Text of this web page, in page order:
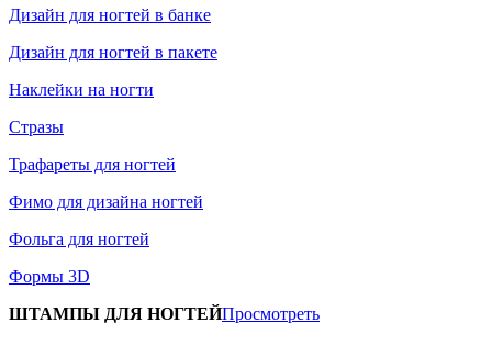
Дизайн для ногтей в банке
Дизайн для ногтей в пакете
Наклейки на ногти
Стразы
Трафареты для ногтей
Фимо для дизайна ногтей
Фольга для ногтей
Формы 3D
ШТАМПЫ ДЛЯ НОГТЕЙПросмотреть